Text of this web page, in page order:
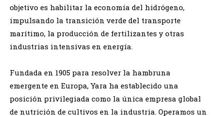
objetivo es habilitar la economía del hidrógeno,
impulsando la transición verde del transporte
marítimo, la producción de fertilizantes y otras
industrias intensivas en energía.
Fundada en 1905 para resolver la hambruna
emergente en Europa, Yara ha establecido una
posición privilegiada como la única empresa global
de nutrición de cultivos en la industria. Operamos un